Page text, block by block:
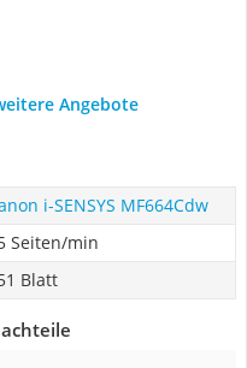
Angebote
i-SENSYS MF664Cdw
Seiten/min
Blatt